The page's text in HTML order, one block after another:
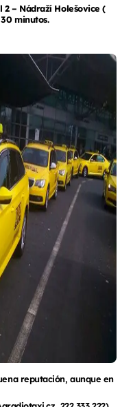
2 – Nádraží Holešovice (
minutos.
reputación, aunque en